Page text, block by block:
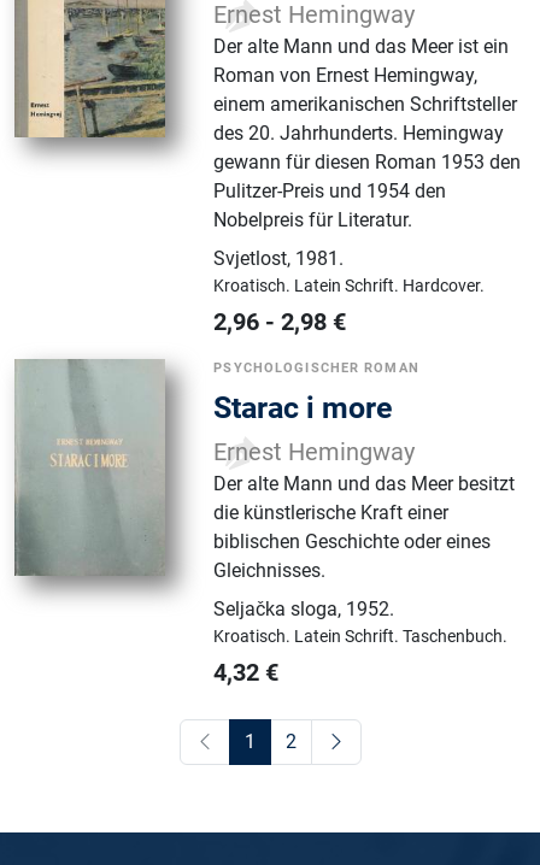
Ernest Hemingway
Der alte Mann und das Meer ist ein
Roman von Ernest Hemingway,
einem amerikanischen Schriftsteller
des 20. Jahrhunderts. Hemingway
gewann für diesen Roman 1953 den
Pulitzer-Preis und 1954 den
Nobelpreis für Literatur.
Svjetlost, 1981.
Kroatisch. Latein Schrift. Hardcover.
2,96 -2,98 €
PSYCHOLOGISCHER ROMAN
Starac i more
Ernest Hemingway
Der alte Mann und das Meer besitzt
die künstlerische Kraft einer
biblischen Geschichte oder eines
Gleichnisses.
Seljačka sloga, 1952.
Kroatisch. Latein Schrift.Taschenbuch.
4,32 €
1 2